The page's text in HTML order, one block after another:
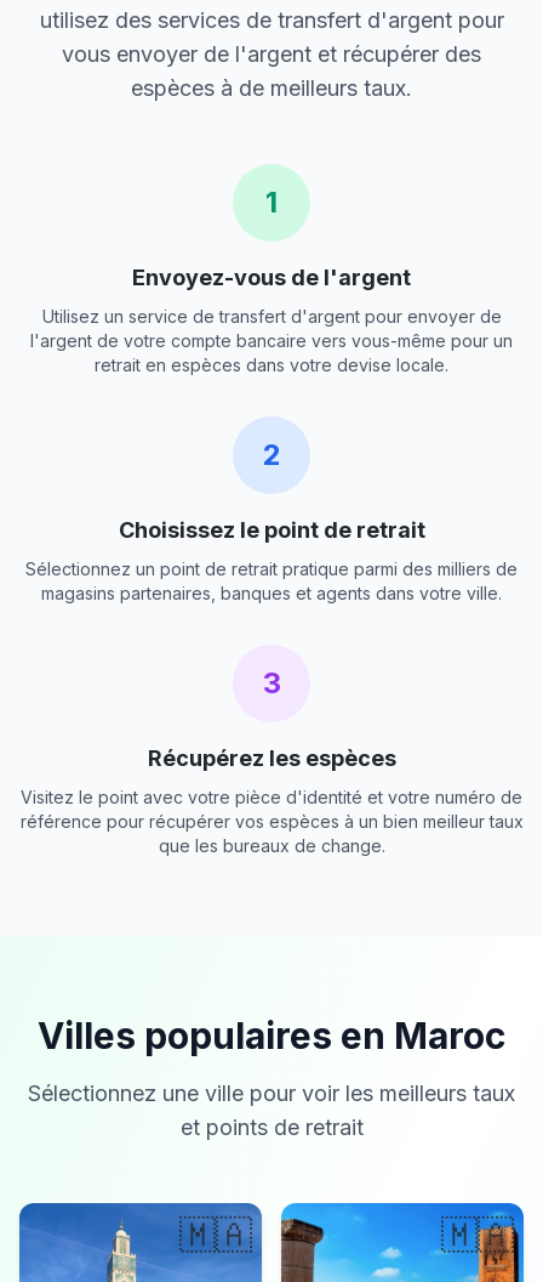
utilisez des services de transfert d'argent pour
vous envoyer de l'argent et récupérer des
espèces à de meilleurs taux.
1
Envoyez-vous de l'argent
Utilisez un service de transfert d'argent pour envoyer de
l'argent de votre compte bancaire vers vous-même pour un
retrait en espèces dans votre devise locale.
2
Choisissez le point de retrait
Sélectionnez un point de retrait pratique parmi des milliers de
magasins partenaires, banques et agents dans votre ville.
3
Récupérez les espèces
Visitez le point avec votre pièce d'identité et votre numéro de
référence pour récupérer vos espèces à un bien meilleur taux
que les bureaux de change.
Villes populaires en Maroc
Sélectionnez une ville pour voir les meilleurs taux
et points de retrait
🇲🇦 🇲🇦